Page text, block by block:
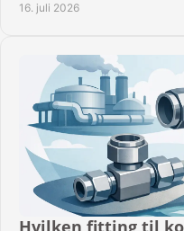
16. juli 2026
Hvilken fitting til